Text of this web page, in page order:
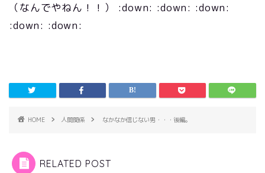
（なんでやねん！！） :down: :down: :down:
:down: :down:
HOME 人間関係 なかなか信じない男・・・後編。
RELATED POST